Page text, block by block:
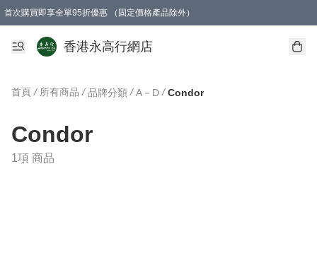
首次購買即享全單95折優惠 （固定價格產品除外）
澳門地區購物滿$800免運費
香港地區購物滿$600免運費
購買滿HK$1000即可免費獲得一個GEARLEX Small Ear Carabiner 2.0 扣環（贈品
香港永高行網店
首頁 / 所有商品 / 品牌分類 / A－D / Condor
Condor
1項 商品